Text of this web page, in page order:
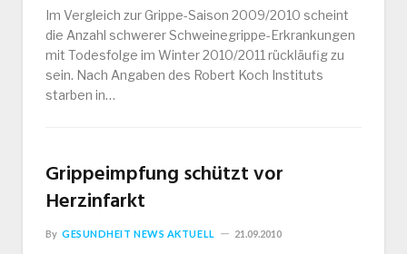
Im Vergleich zur Grippe-Saison 2009/2010 scheint
die Anzahl schwerer Schweinegrippe-Erkrankungen
mit Todesfolge im Winter 2010/2011 rückläufig zu
sein. Nach Angaben des Robert Koch Instituts
starben in…
Grippeimpfung schützt vor
Herzinfarkt
By GESUNDHEIT NEWS AKTUELL 21.09.2010